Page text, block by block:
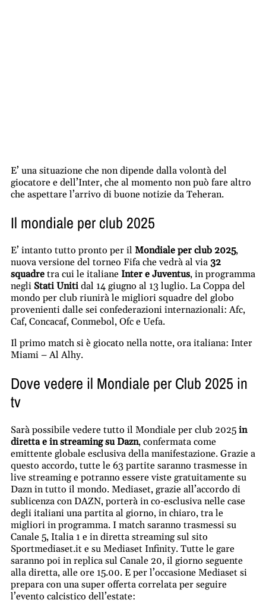
E’ una situazione che non dipende dalla volontà del
giocatore e dell’Inter, che al momento non può fare altro
che aspettare l’arrivo di buone notizie da Teheran.
Il mondiale per club 2025
E’ intanto tutto pronto per il Mondiale per club 2025,
nuova versione del torneo Fifa che vedrà al via 32
squadre tra cui le italiane Inter e Juventus, in programma
negli Stati Uniti dal 14 giugno al 13 luglio. La Coppa del
mondo per club riunirà le migliori squadre del globo
provenienti dalle sei confederazioni internazionali: Afc,
Caf, Concacaf, Conmebol, Ofc e Uefa.
Il primo match si è giocato nella notte, ora italiana: Inter
Miami – Al Alhy.
Dove vedere il Mondiale per Club 2025 in
tv
Sarà possibile vedere tutto il Mondiale per club 2025 in
diretta e in streaming su Dazn, confermata come
emittente globale esclusiva della manifestazione. Grazie a
questo accordo, tutte le 63 partite saranno trasmesse in
live streaming e potranno essere viste gratuitamente su
Dazn in tutto il mondo. Mediaset, grazie all’accordo di
sublicenza con DAZN, porterà in co-esclusiva nelle case
degli italiani una partita al giorno, in chiaro, tra le
migliori in programma. I match saranno trasmessi su
Canale 5, Italia 1 e in diretta streaming sul sito
Sportmediaset.it e su Mediaset Infinity. Tutte le gare
saranno poi in replica sul Canale 20, il giorno seguente
alla diretta, alle ore 15.00. E per l’occasione Mediaset si
prepara con una super offerta correlata per seguire
l’evento calcistico dell’estate: